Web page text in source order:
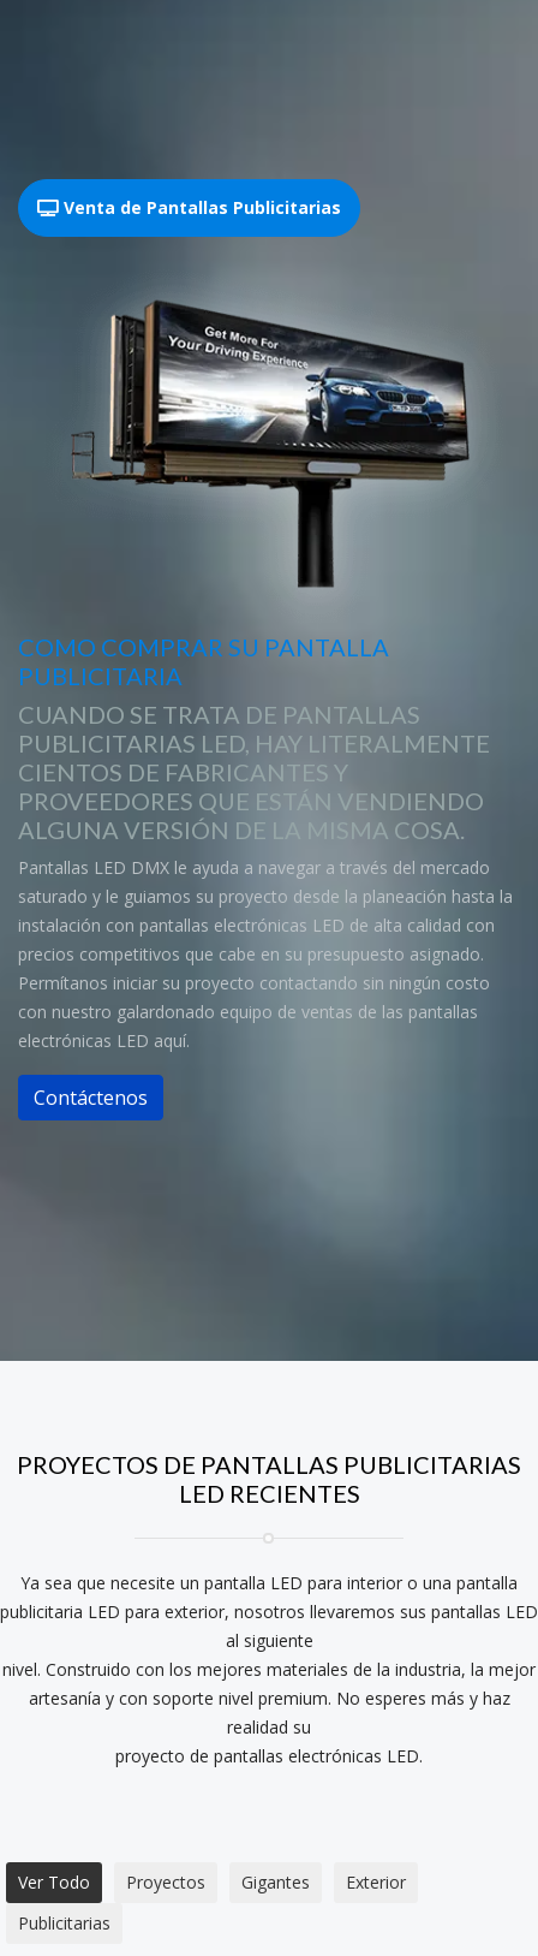
Venta de Pantallas Publicitarias
COMO COMPRAR SU PANTALLA
PUBLICITARIA
CUANDO SE TRATA DE PANTALLAS
PUBLICITARIAS LED, HAY LITERALMENTE
CIENTOS DE FABRICANTES Y
PROVEEDORES QUE ESTÁN VENDIENDO
ALGUNA VERSIÓN DE LA MISMA COSA.
Pantallas LED DMX le ayuda a navegar a través del mercado
saturado y le guiamos su proyecto desde la planeación hasta la
instalación con pantallas electrónicas LED de alta calidad con
precios competitivos que cabe en su presupuesto asignado.
Permítanos iniciar su proyecto contactando sin ningún costo
con nuestro galardonado equipo de ventas de las pantallas
electrónicas LED aquí.
Contáctenos
PROYECTOS DE PANTALLAS PUBLICITARIAS
LED RECIENTES
Ya sea que necesite un pantalla LED para interior o una pantalla
publicitaria LED para exterior, nosotros llevaremos sus pantallas LED
al siguiente
nivel. Construido con los mejores materiales de la industria, la mejor
artesanía y con soporte nivel premium. No esperes más y haz
realidad su
proyecto de pantallas electrónicas LED.
Ver Todo Proyectos Gigantes
Exterior
Publicitarias